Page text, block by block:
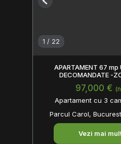
1 / 22
Previous
APARTAMENT 67 mp
DECOMANDATE -
97,000 €
Apartament cu 3
Parcul Carol,
Vezi mai